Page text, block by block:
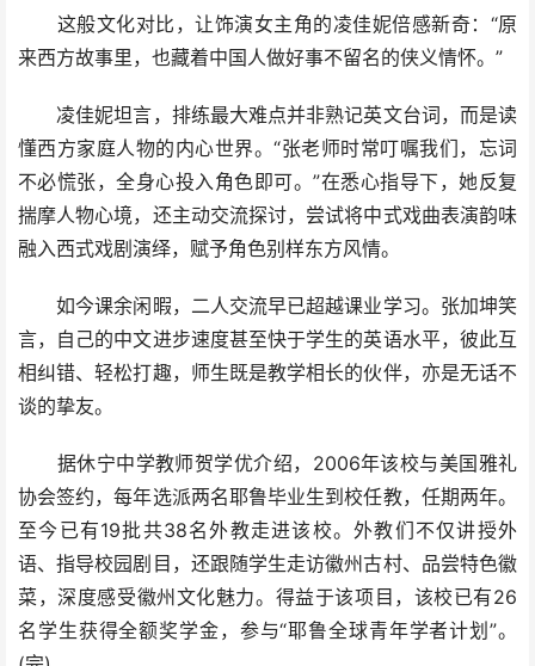
这般文化对比，让饰演女主角的凌佳妮倍感新奇：“原
来西方故事里，也藏着中国人做好事不留名的侠义情怀。”
凌佳妮坦言，排练最大难点并非熟记英文台词，而是读
懂西方家庭人物的内心世界。“张老师时常叮嘱我们，忘词
不必慌张，全身心投入角色即可。”在悉心指导下，她反复
揣摩人物心境，还主动交流探讨，尝试将中式戏曲表演韵味
融入西式戏剧演绎，赋予角色别样东方风情。
如今课余闲暇，二人交流早已超越课业学习。张加坤笑
言，自己的中文进步速度甚至快于学生的英语水平，彼此互
相纠错、轻松打趣，师生既是教学相长的伙伴，亦是无话不
谈的挚友。
据休宁中学教师贺学优介绍，2006年该校与美国雅礼
协会签约，每年选派两名耶鲁毕业生到校任教，任期两年。
至今已有19批共38名外教走进该校。外教们不仅讲授外
语、指导校园剧目，还跟随学生走访徽州古村、品尝特色徽
菜，深度感受徽州文化魅力。得益于该项目，该校已有26
名学生获得全额奖学金，参与“耶鲁全球青年学者计划”。